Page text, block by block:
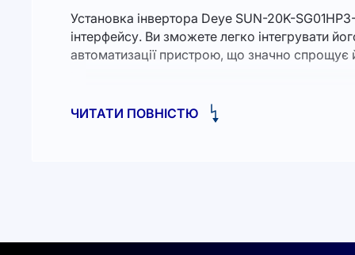
Установка інвертора Deye SUN-20K-
інтерфейсу. Ви зможете легко інтегрувати
автоматизації пристрою, що значно спрощує
дому та бізнесу на 10 кв
ЧИТАТИ ПОВНІСТЮ